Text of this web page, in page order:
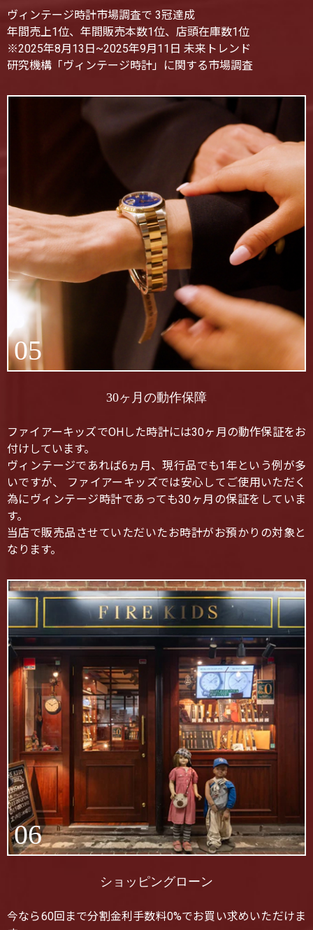
ヴィンテージ時計市場調査で 3冠達成
年間売上1位、年間販売本数1位、店頭在庫数1位
※2025年8月13日~2025年9月11日 未来トレンド
研究機構「ヴィンテージ時計」に関する市場調査
05
30ヶ月の動作保障
ファイアーキッズでOHした時計には30ヶ月の動作保証をお
付けしています。
ヴィンテージであれば6ヵ月、現行品でも1年という例が多
いですが、 ファイアーキッズでは安心してご使用いただく
為にヴィンテージ時計であっても30ヶ月の保証をしていま
す。
当店で販売品させていただいたお時計がお預かりの対象と
なります。
06
ショッピングローン
今なら60回まで分割金利手数料0%でお買い求めいただけま